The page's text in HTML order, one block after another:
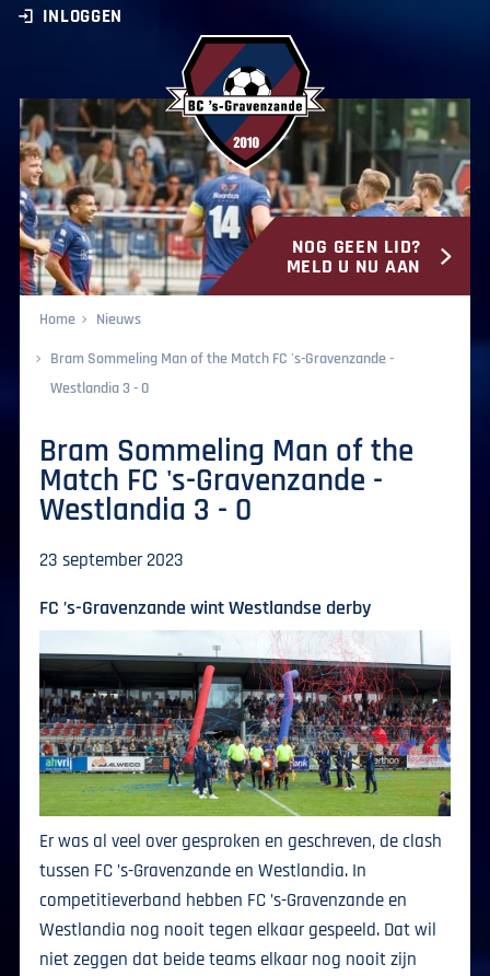
BC ‘s-Gravenzande
INLOGGEN
NOG GEEN LID?
MELD U NU AAN
Home
Nieuws
Bram Sommeling Man of the Match FC 's-Gravenzande -
Westlandia 3 - 0
Bram Sommeling Man of the
Match FC 's-Gravenzande -
Westlandia 3 - 0
23 september 2023
FC ’s-Gravenzande wint Westlandse derby
Er was al veel over gesproken en geschreven, de clash
tussen FC ’s-Gravenzande en Westlandia. In
competitieverband hebben FC ’s-Gravenzande en
Westlandia nog nooit tegen elkaar gespeeld. Dat wil
niet zeggen dat beide teams elkaar nog nooit zijn